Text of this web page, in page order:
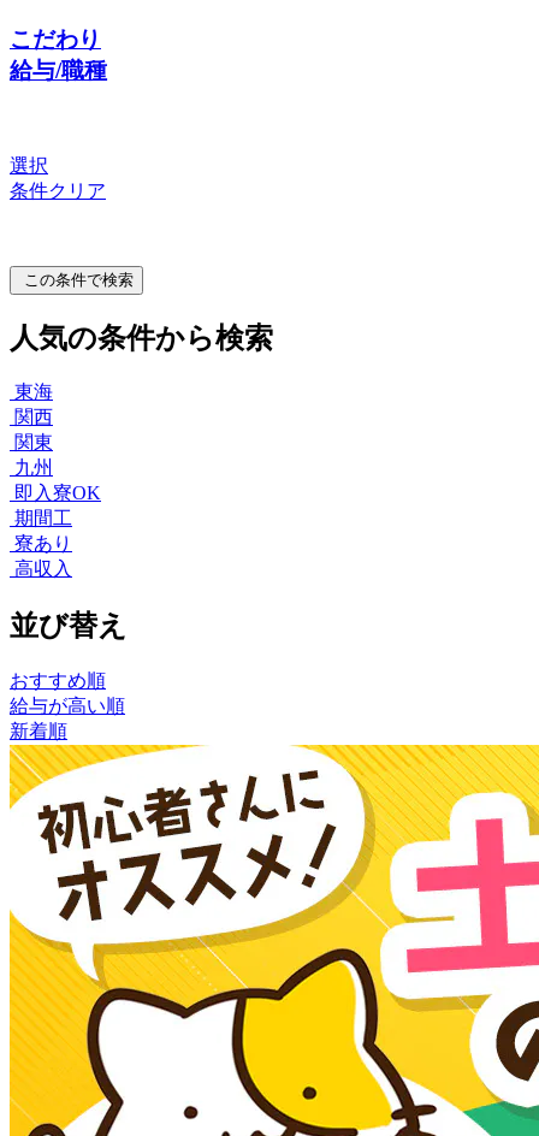
こだわり
給与/職種
選択
条件クリア
この条件で検索
人気の条件から検索
東海
関西
関東
九州
即入寮OK
期間工
寮あり
高収入
並び替え
おすすめ順
給与が高い順
新着順